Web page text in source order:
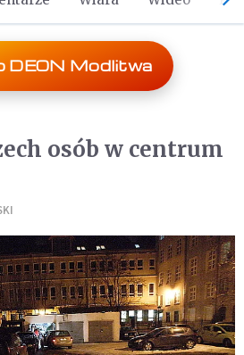
DEON Modlitwa
osób w centrum